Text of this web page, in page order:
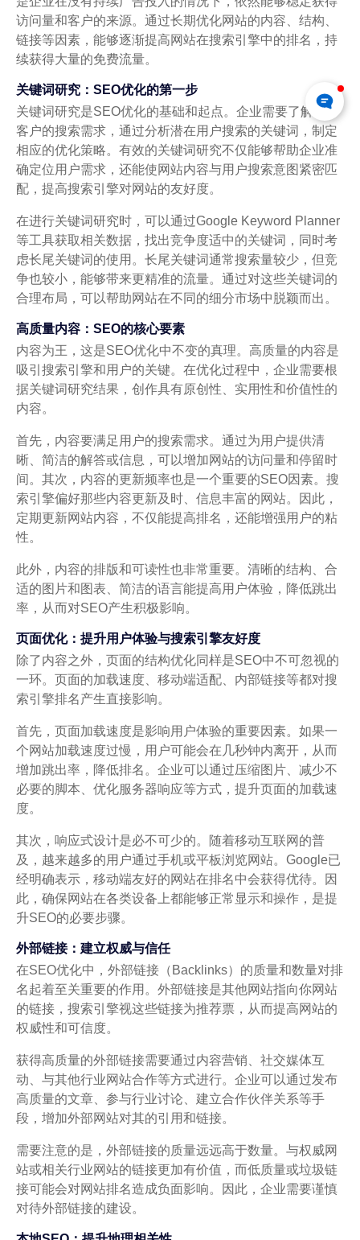
访问量和客户的来源。通过长期优化网站的内容、结构、
链接等因素，能够逐渐提高网站在搜索引擎中的排名，持
续获得大量的免费流量。
关键词研究：SEO优化的第一步
关键词研究是SEO优化的基础和起点。企业需要了解目标
客户的搜索需求，通过分析潜在用户搜索的关键词，制定
相应的优化策略。有效的关键词研究不仅能够帮助企业准
确定位用户需求，还能使网站内容与用户搜索意图紧密匹
配，提高搜索引擎对网站的友好度。
在进行关键词研究时，可以通过Google Keyword Planner
等工具获取相关数据，找出竞争度适中的关键词，同时考
虑长尾关键词的使用。长尾关键词通常搜索量较少，但竞
争也较小，能够带来更精准的流量。通过对这些关键词的
合理布局，可以帮助网站在不同的细分市场中脱颖而出。
高质量内容：SEO的核心要素
内容为王，这是SEO优化中不变的真理。高质量的内容是
吸引搜索引擎和用户的关键。在优化过程中，企业需要根
据关键词研究结果，创作具有原创性、实用性和价值性的
内容。
首先，内容要满足用户的搜索需求。通过为用户提供清
晰、简洁的解答或信息，可以增加网站的访问量和停留时
间。其次，内容的更新频率也是一个重要的SEO因素。搜
索引擎偏好那些内容更新及时、信息丰富的网站。因此，
定期更新网站内容，不仅能提高排名，还能增强用户的粘
性。
此外，内容的排版和可读性也非常重要。清晰的结构、合
适的图片和图表、简洁的语言能提高用户体验，降低跳出
率，从而对SEO产生积极影响。
页面优化：提升用户体验与搜索引擎友好度
除了内容之外，页面的结构优化同样是SEO中不可忽视的
一环。页面的加载速度、移动端适配、内部链接等都对搜
索引擎排名产生直接影响。
首先，页面加载速度是影响用户体验的重要因素。如果一
个网站加载速度过慢，用户可能会在几秒钟内离开，从而
增加跳出率，降低排名。企业可以通过压缩图片、减少不
必要的脚本、优化服务器响应等方式，提升页面的加载速
度。
其次，响应式设计是必不可少的。随着移动互联网的普
及，越来越多的用户通过手机或平板浏览网站。Google已
经明确表示，移动端友好的网站在排名中会获得优待。因
此，确保网站在各类设备上都能够正常显示和操作，是提
升SEO的必要步骤。
外部链接：建立权威与信任
在SEO优化中，外部链接（Backlinks）的质量和数量对排
名起着至关重要的作用。外部链接是其他网站指向你网站
的链接，搜索引擎视这些链接为推荐票，从而提高网站的
权威性和可信度。
获得高质量的外部链接需要通过内容营销、社交媒体互
动、与其他行业网站合作等方式进行。企业可以通过发布
高质量的文章、参与行业讨论、建立合作伙伴关系等手
段，增加外部网站对其的引用和链接。
需要注意的是，外部链接的质量远远高于数量。与权威网
站或相关行业网站的链接更加有价值，而低质量或垃圾链
接可能会对网站排名造成负面影响。因此，企业需要谨慎
对待外部链接的建设。